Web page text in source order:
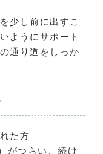
少し前に出すこ
ようにサポート
通り道をしっか
た方
がつらい、続け